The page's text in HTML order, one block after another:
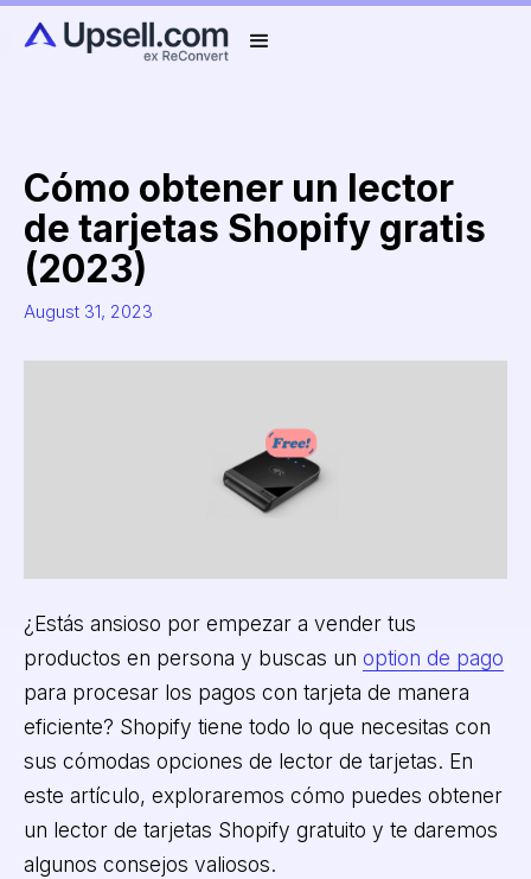
Cómo obtener un lector
de tarjetas Shopify gratis
(2023)
August 31, 2023
¿Estás ansioso por empezar a vender tus
productos en persona y buscas un option de pago
para procesar los pagos con tarjeta de manera
eficiente? Shopify tiene todo lo que necesitas con
sus cómodas opciones de lector de tarjetas. En
este artículo, exploraremos cómo puedes obtener
un lector de tarjetas Shopify gratuito y te daremos
algunos consejos valiosos.